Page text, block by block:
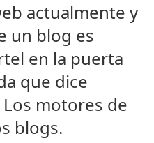
actualmente y
un blog es
en la puerta
que dice
Los motores de
blogs.